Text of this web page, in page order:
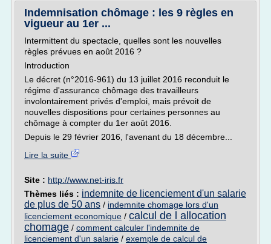
Indemnisation chômage : les 9 règles en
vigueur au 1er ...
Intermittent du spectacle, quelles sont les nouvelles
règles prévues en août 2016 ?
Introduction
Le décret (n°2016-961) du 13 juillet 2016 reconduit le
régime d'assurance chômage des travailleurs
involontairement privés d'emploi, mais prévoit de
nouvelles dispositions pour certaines personnes au
chômage à compter du 1er août 2016.
Depuis le 29 février 2016, l'avenant du 18 décembre...
Lire la suite
Site : http://www.net-iris.fr
Thèmes liés : indemnite de licenciement d'un salarie
de plus de 50 ans / indemnite chomage lors d'un
licenciement economique / calcul de l allocation
chomage / comment calculer l'indemnite de
licenciement d'un salarie / exemple de calcul de